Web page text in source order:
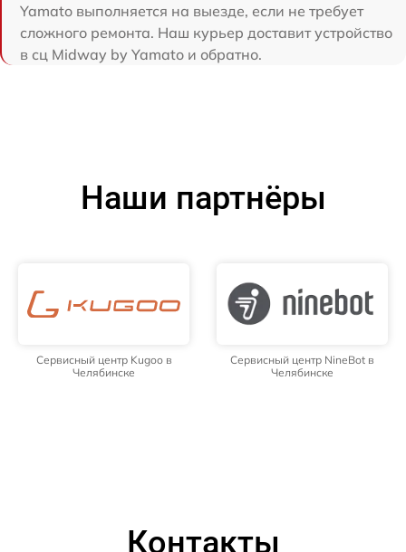
Yamato выполняется на выезде, если не требует
сложного ремонта. Наш курьер доставит устройство
в сц Midway by Yamato и обратно.
Наши партнёры
Сервисный центр Kugoo в
Челябинске
Сервисный центр NineBot в
Челябинске
Контакты